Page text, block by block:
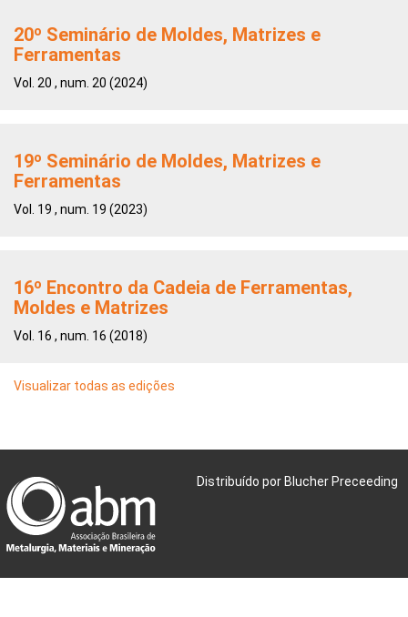
20º Seminário de Moldes, Matrizes e
Ferramentas
Vol. 20 , num. 20 (2024)
19º Seminário de Moldes, Matrizes e
Ferramentas
Vol. 19 , num. 19 (2023)
16º Encontro da Cadeia de Ferramentas,
Moldes e Matrizes
Vol. 16 , num. 16 (2018)
Visualizar todas as edições
Distribuído por Blucher Preceeding